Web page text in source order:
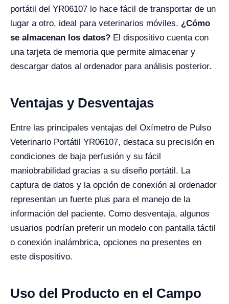
portátil del YR06107 lo hace fácil de transportar de un
lugar a otro, ideal para veterinarios móviles. ¿Cómo
se almacenan los datos? El dispositivo cuenta con
una tarjeta de memoria que permite almacenar y
descargar datos al ordenador para análisis posterior.
Ventajas y Desventajas
Entre las principales ventajas del Oxímetro de Pulso
Veterinario Portátil YR06107, destaca su precisión en
condiciones de baja perfusión y su fácil
maniobrabilidad gracias a su diseño portátil. La
captura de datos y la opción de conexión al ordenador
representan un fuerte plus para el manejo de la
información del paciente. Como desventaja, algunos
usuarios podrían preferir un modelo con pantalla táctil
o conexión inalámbrica, opciones no presentes en
este dispositivo.
Uso del Producto en el Campo